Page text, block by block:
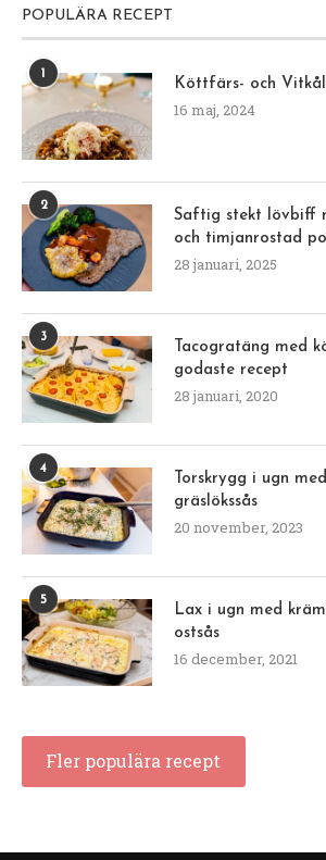
POPULÄRA RECEPT
Köttfärs- och
16 maj, 2024
2
Saftig stekt lövbiff
och timjanrostad
28 januari, 2025
3
Tacogratäng med
godaste recept
28 januari, 2020
4
Torskrygg i ugn
gräslökssås
20 november, 2023
5
Lax i ugn med
ostsås
16 december, 2021
Fler populära recept